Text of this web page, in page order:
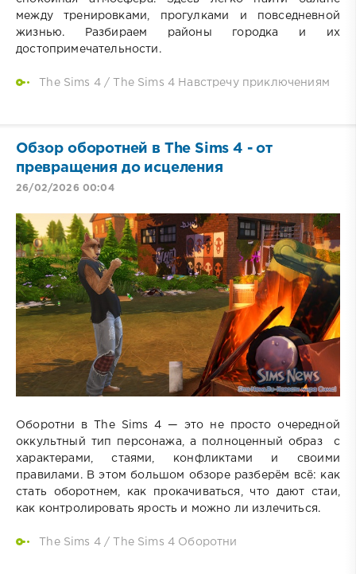
между тренировками, прогулками и повседневной
жизнью. Разбираем районы городка и их
достопримечательности.
The Sims 4/ The Sims 4 Навстречу приключениям
Обзор оборотней в The Sims 4 - от
превращения до исцеления
26/02/2026 00:04
Оборотни в The Sims 4 — это не просто очередной
оккультный тип персонажа, а полноценный образ с
характерами, стаями, конфликтами и своими
правилами. В этом большом обзоре разберём всё: как
стать оборотнем, как прокачиваться, что дают стаи,
как контролировать ярость и можно ли излечиться.
The Sims 4/ The Sims 4 Оборотни